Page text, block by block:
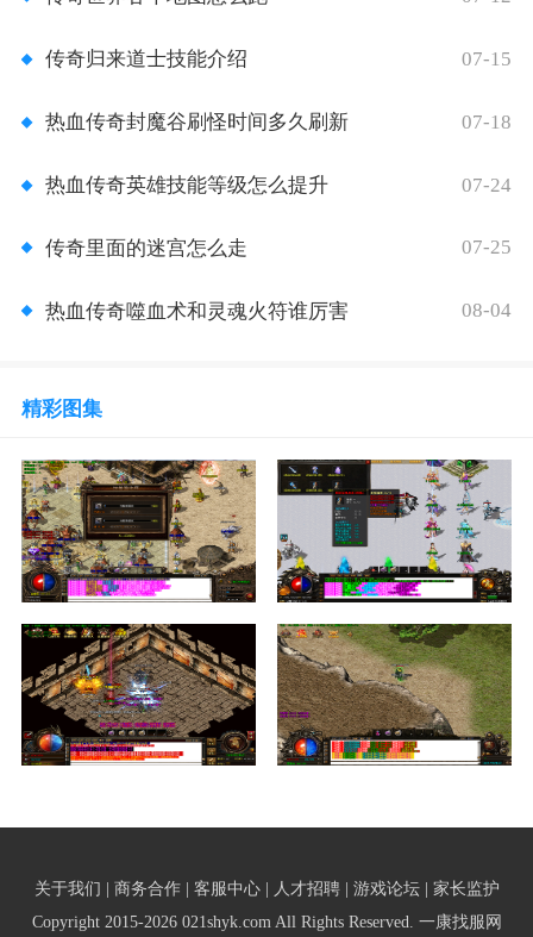
传奇归来道士技能介绍 07-15
热血传奇封魔谷刷怪时间多久刷新 07-18
热血传奇英雄技能等级怎么提升 07-24
传奇里面的迷宫怎么走 07-25
热血传奇噬血术和灵魂火符谁厉害 08-04
精彩图集
关于我们 | 商务合作 | 客服中心 | 人才招聘 | 游戏论坛 | 家长监护
Copyright 2015-2026 021shyk.com All Rights Reserved. 一康找服网